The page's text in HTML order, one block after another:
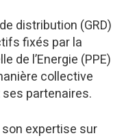
distribution (GRD)
fixés par la
de l’Energie (PPE)
collective
partenaires.
expertise sur